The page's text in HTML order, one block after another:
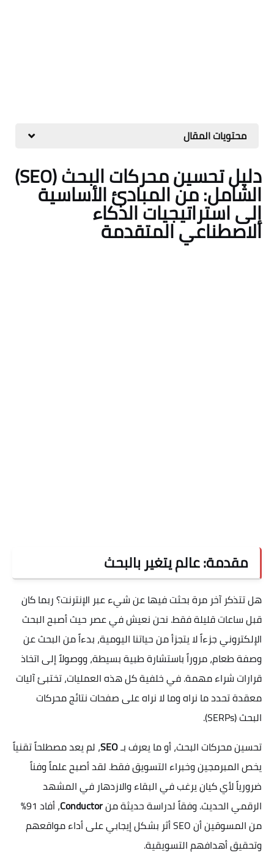
محتويات المقال
دليل تحسين محركات البحث (SEO)
الشامل: من المبادئ الأساسية
إلى استراتيجيات الذكاء
الاصطناعي المتقدمة
مقدمة: عالم يتغير بالبحث
هل تتذكر آخر مرة بحثت فيها عن شيء عبر الإنترنت؟ ربما كان
قبل ساعات قليلة فقط. نحن نعيش في عصر حيث أصبح البحث
الإلكتروني جزءاً لا يتجزأ من حياتنا اليومية، بدءاً من البحث عن
وصفة طعام، مروراً باستشارة طبية بسيطة، ووصولاً إلى اتخاذ
قرارات شراء مهمة. في خلفية كل هذه العمليات، تختبئ آليات
معقدة تحدد ما نراه وما لا نراه على صفحات نتائج محركات
البحث (SERPs).
تحسين محركات البحث، أو ما يعرف بـSEO، لم يعد مصطلحاً تقنياً
يخص المبرمجين وخبراء التسويق فقط. لقد أصبح علماً وفناً
ضرورياً لأي كيان يرغب في البقاء والازدهار في المشهد
الرقمي الحديث. وفقاً لدراسة حديثة منConductor
، أفاد 91%
من المسوقين أن SEO أثر بشكل إيجابي على أداء مواقعهم
وتحقيق أهدافهم التسويقية.